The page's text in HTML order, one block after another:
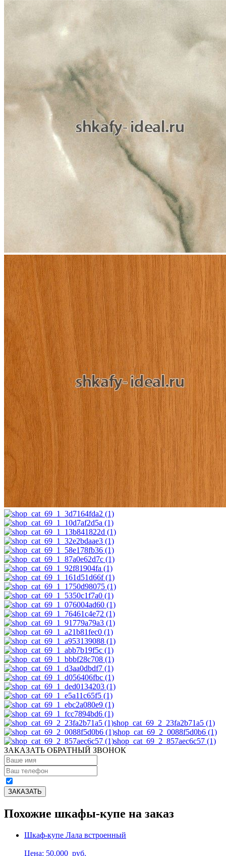
shop_cat_69_2_23fa2b71a5 (1)
shop_cat_69_2_0088f5d0b6 (1)
shop_cat_69_2_857aec6c57 (1)
ЗАКАЗАТЬ ОБРАТНЫЙ ЗВОНОК
Похожие шкафы-купе на заказ
Шкаф-купе Лала встроенный
Цена: 50,000 руб.